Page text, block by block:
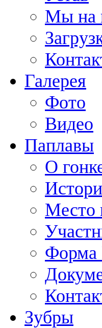
Мы на
Галерея
Фото
Видео
Паплавы
О
Место
Форма
Зубры